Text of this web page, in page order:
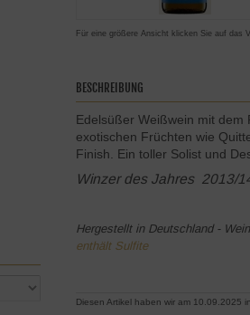
Für eine größere Ansicht klicken Sie auf das
BESCHREIBUNG
Edelsüßer Weißwein mit dem
exotischen Früchten wie
Finish. Ein toller Solist und
Winzer des Jahres 2013/
Hergestellt in Deutschland -
enthält Sulfite
Diesen Artikel haben wir am 10.09.2025